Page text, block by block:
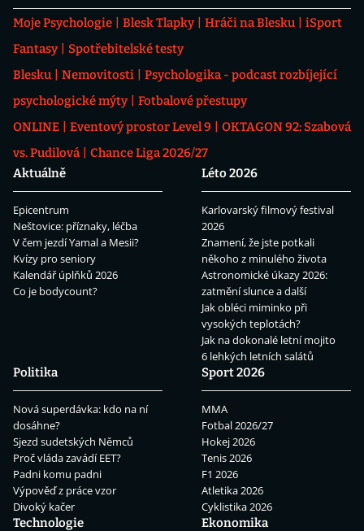
Moje Psychologie Blesk Tlapky Hráči na Blesku
iSport
Fantasy
Spotřebitelské testy
Blesku
Nemovitosti
Psychologika - podcast rozbíjející
psychologické mýty
Fotbalové přestupy
ONLINE
Eventový prostor Level 9
OKTAGON 92: Szabová
vs. Pudilová
Chance Liga 2026/27
Aktuálně
Epicentrum
Neštovice: příznaky, léčba
V čem jezdí Yamal a Mesii?
Kvízy pro seniory
Kalendář úplňků 2026
Co je bodycount?
Léto 2026
Karlovarský filmový festival
2026
Znamení, že jste potkali
někoho z minulého života
Astronomické úkazy 2026:
zatmění slunce a další
Jak obléci miminko při
vysokých teplotách?
Jak na dokonalé letní mojito
6 lehkých letních salátů
Politika
Nová superdávka: kdo na ní
dosáhne?
Sjezd sudetských Němců
Proč vláda zavádí EET?
Padni komu padni
Výpověď z práce vzor
Divoký kačer
Sport 2026
MMA
Fotbal 2026/27
Hokej 2026
Tenis 2026
F1 2026
Atletika 2026
Cyklistika 2026
Technologie
Ekonomika